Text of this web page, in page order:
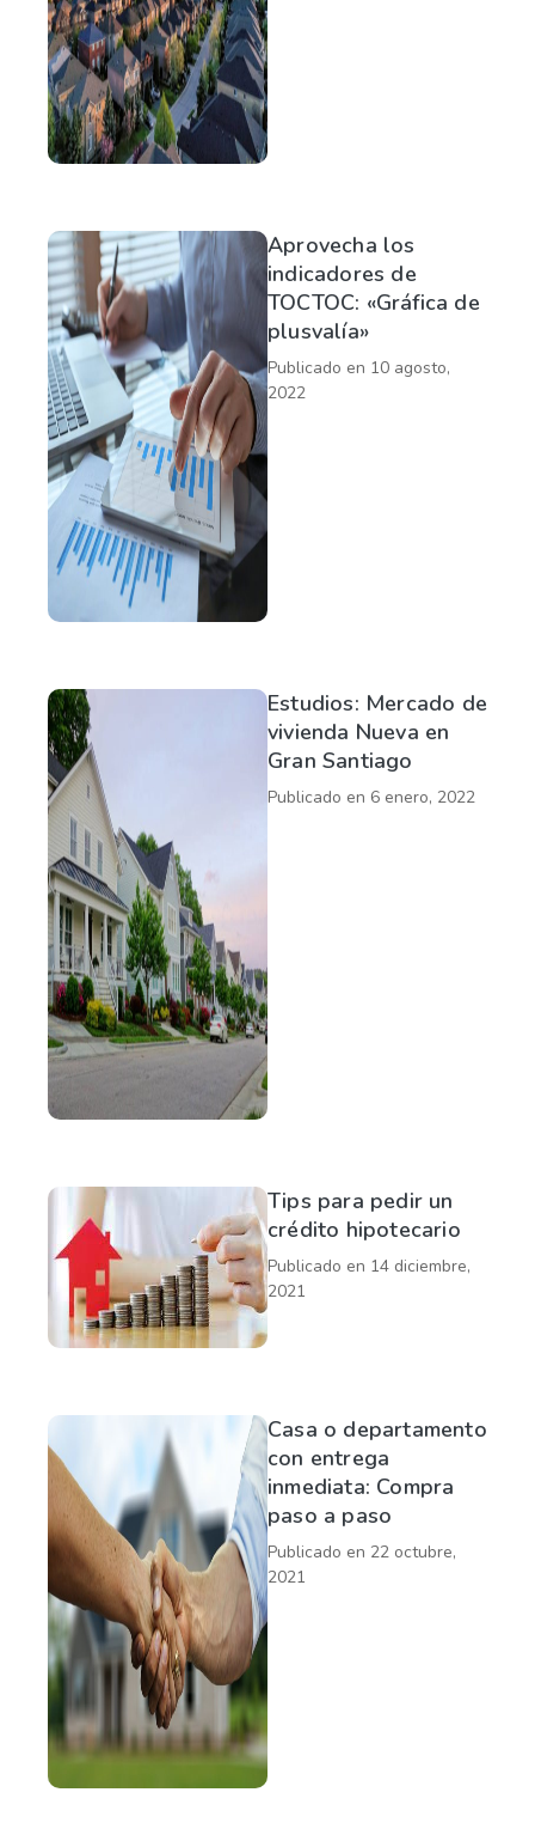
Aprovecha los
indicadores de
TOCTOC: «Gráfica de
plusvalía»
Publicado en 10 agosto,
2022
Estudios: Mercado de
vivienda Nueva en
Gran Santiago
Publicado en 6 enero, 2022
Tips para pedir un
crédito hipotecario
Publicado en 14 diciembre,
2021
Casa o departamento
con entrega
inmediata: Compra
paso a paso
Publicado en 22 octubre,
2021